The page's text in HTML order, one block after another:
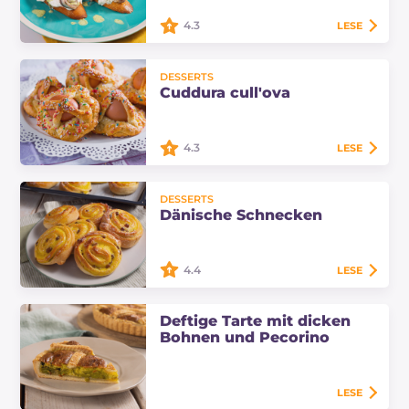
Sardellen ist eine Vorspeise, die
Geschmack und Fantasie vereint:
4.3 LESE
DESSERTS
Cuddura cull'ova
typisches sizilianisches Gebäck mit
einer ungeraden Anzahl von Eiern
4.3 LESE
DESSERTS
Dänische Schnecken
Die dänischen Schnecken, weiche
Frühstücksgebäcke mit Creme und
Rosinen. Erfahre, wie du sie zu
4.4 LESE
Deftige Tarte mit dicken
Bohnen und Pecorino
LESE